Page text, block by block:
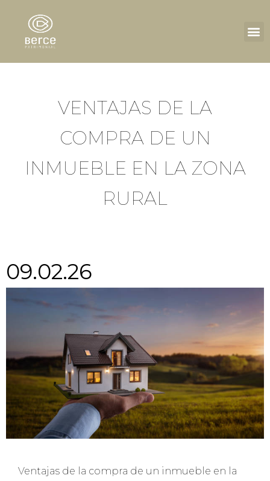
VENTAJAS DE LA
COMPRA DE UN
INMUEBLE EN LA ZONA
RURAL
09.02.26
Ventajas de la compra de un inmueble en la